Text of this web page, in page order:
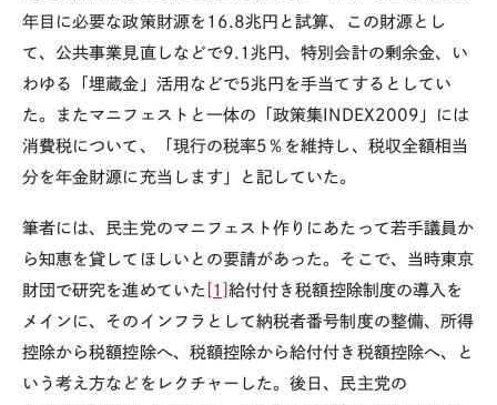
年目に必要な政策財源を16.8兆円と試算、この財源とし
て、公共事業見直しなどで9.1兆円、特別会計の剰余金、い
わゆる「埋蔵金」活用などで5兆円を手当てするとしてい
た 。 またマニフェストと一体の「政策集INDEX2009 」に は
消費税について、「現行の税率5％を維持し、税収全額相当
分を年金財源に充当します」と記していた。
筆者には、民主党のマニフェスト作りにあたって若手議員か
ら知恵を貸してほしいとの要請があった。そこで、当時東京
財団で研究を進めていた [1]給付付き税額控除制度の導入を
メインに、そのインフラとして納税者番号制度の整備、所得
控除から税額控除へ、税額控除から給付付き税額控除へ、と
いう考え方などをレクチャーした。後日、民主党の